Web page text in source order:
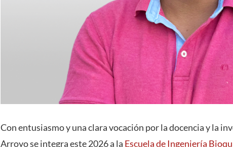
Con entusiasmo y una clara vocación por la docencia y la
Arroyo se integra este 2026 a la Escuela de Ingeniería